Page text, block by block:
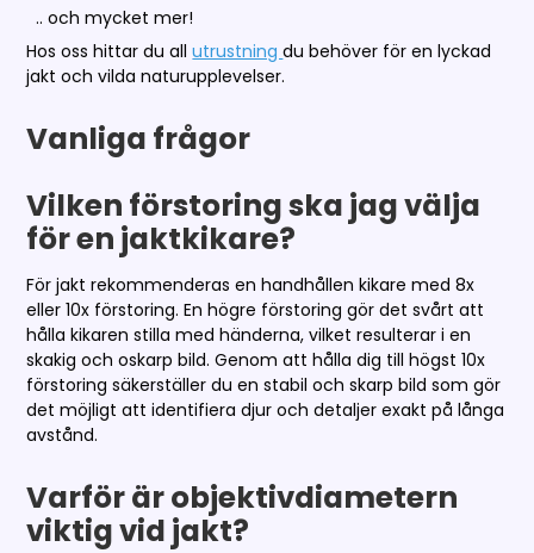
.. och mycket mer!
Hos oss hittar du allutrustningdu behöver för en lyckad
jakt och vilda naturupplevelser.
Vanliga frågor
Vilken förstoring ska jag välja
för en jaktkikare?
För jakt rekommenderas en handhållen kikare med 8x
eller 10x förstoring. En högre förstoring gör det svårt att
hålla kikaren stilla med händerna, vilket resulterar i en
skakig och oskarp bild. Genom att hålla dig till högst 10x
förstoring säkerställer du en stabil och skarp bild som gör
det möjligt att identifiera djur och detaljer exakt på långa
avstånd.
Varför är objektivdiametern
viktig vid jakt?